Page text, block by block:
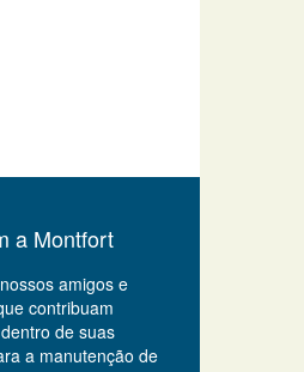
a Montfort
amigos e
contribuam
de suas
a manutenção de